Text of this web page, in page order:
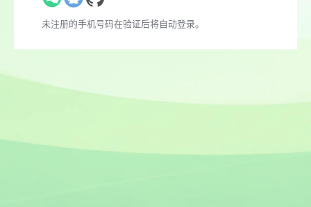
未注册的手机号码在验证后将自动登录。